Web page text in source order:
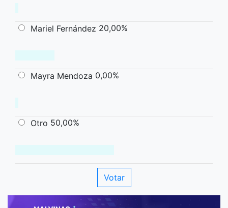
Mariel Fernández 20,00%
Mayra Mendoza 0,00%
Otro 50,00%